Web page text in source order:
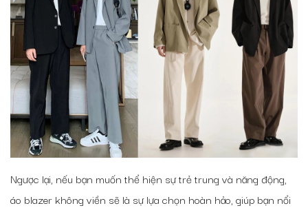
Ngược lại, nếu bạn muốn thể hiện sự trẻ trung và năng động,
áo blazer không viền sẽ là sự lựa chọn hoàn hảo, giúp bạn nổi